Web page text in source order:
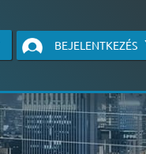
BEJELENTKEZÉS